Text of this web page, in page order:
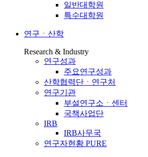
일반대학원
특수대학원
연구ㆍ산학
Research & Industry
연구성과
주요연구성과
산학협력단ㆍ연구처
연구기관
부설연구소ㆍ센터
국책사업단
IRB
IRB사무국
연구자현황 PURE